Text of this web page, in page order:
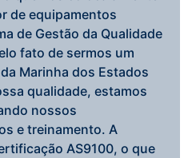
de equipamentos
de Gestão da Qualidade
fato de sermos um
Marinha dos Estados
qualidade, estamos
nossos
e treinamento. A
AS9100, o que